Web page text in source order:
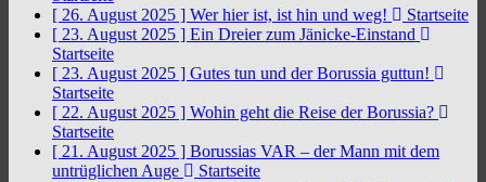
[ 26. August 2025 ] Wer hier ist, ist hin und weg!
Startseite
[ 23. August 2025 ] Ein Dreier zum Jänicke-Einstand
Startseite
[ 23. August 2025 ] Gutes tun und der Borussia guttun!
Startseite
[ 22. August 2025 ] Wohin geht die Reise der Borussia?
Startseite
[ 21. August 2025 ] Borussias VAR – der Mann mit dem
untrüglichen Auge
Startseite